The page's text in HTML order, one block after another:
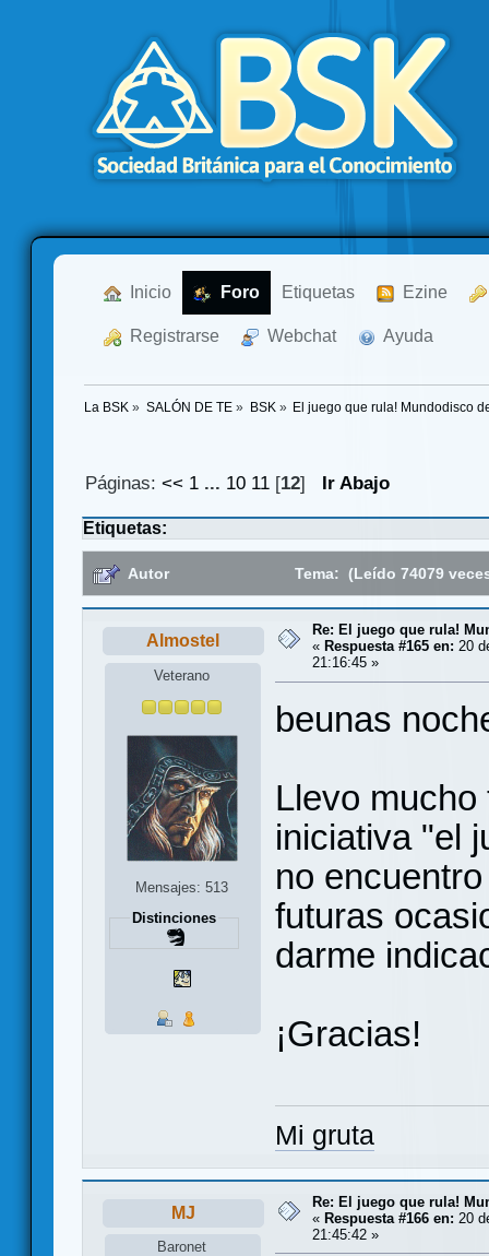
Inicio Foro Etiquetas Ezine
Registrarse Webchat Ayuda
La BSK » SALÓN DE TE » BSK » El juego que rula! Mundodisco
Páginas:<< 1 ... 10 11 [12] Ir Abajo
Etiquetas:
Autor Tema: (Leído 74079
Almostel
Veterano
Mensajes: 513
Distinciones
Re: El juego que rula!
« Respuesta #165 en: 20
21:16:45 »
beunas
Llevo
iniciativa "el
no
futuras
darme
¡Gracias!
Mi gruta
MJ
Baronet
Re: El juego que rula!
« Respuesta #166 en: 20
21:45:42 »